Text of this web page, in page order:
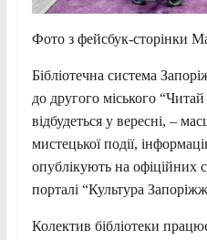
Фото з фейсбук-сторінки
Бібліотечна система
до другого міського
відбудеться у вересні, –
мистецької події,
опублікують на офіційних
порталі “Культура
Колектив бібліотеки